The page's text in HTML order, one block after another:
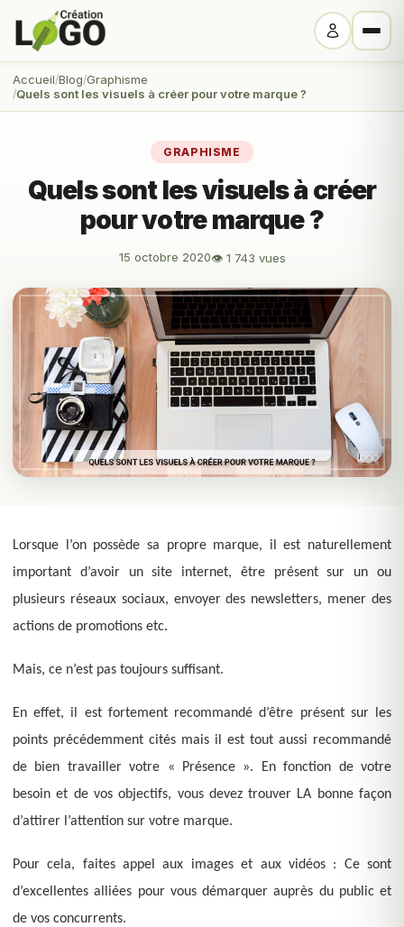
Accueil Blog Graphisme
Quels sont les visuels à créer pour votre marque ?
GRAPHISME
Quels sont les visuels à créer
pour votre marque ?
15 octobre 2020👁 1 743 vues
Lorsque l’on possède sa propre marque, il est naturellement
important d’avoir un site internet, être présent sur un ou
plusieurs réseaux sociaux, envoyer des newsletters, mener des
actions de promotions etc.
Mais, ce n’est pas toujours suffisant.
En effet, il est fortement recommandé d’être présent sur les
points précédemment cités mais il est tout aussi recommandé
de bien travailler votre « Présence ». En fonction de votre
besoin et de vos objectifs, vous devez trouver LA bonne façon
d’attirer l’attention sur votre marque.
Pour cela, faites appel aux images et aux vidéos : Ce sont
d’excellentes alliées pour vous démarquer auprès du public et
de vos concurrents.